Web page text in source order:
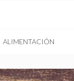
ALIMENTACIÓN